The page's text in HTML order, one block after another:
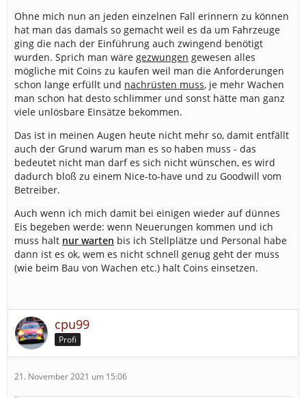
Ohne mich nun an jeden einzelnen Fall erinnern zu können
hat man das damals so gemacht weil es da um Fahrzeuge
ging die nach der Einführung auch zwingend benötigt
wurden. Sprich man wäre gezwungen gewesen alles
mögliche mit Coins zu kaufen weil man die Anforderungen
schon lange erfüllt und nachrüsten muss, je mehr Wachen
man schon hat desto schlimmer und sonst hätte man ganz
viele unlösbare Einsätze bekommen.
Das ist in meinen Augen heute nicht mehr so, damit entfällt
auch der Grund warum man es so haben muss - das
bedeutet nicht man darf es sich nicht wünschen, es wird
dadurch bloß zu einem Nice-to-have und zu Goodwill vom
Betreiber.
Auch wenn ich mich damit bei einigen wieder auf dünnes
Eis begeben werde: wenn Neuerungen kommen und ich
muss halt nur warten bis ich Stellplätze und Personal habe
dann ist es ok, wem es nicht schnell genug geht der muss
(wie beim Bau von Wachen etc.) halt Coins einsetzen.
cpu99
Profi
21. November 2021 um 15:06